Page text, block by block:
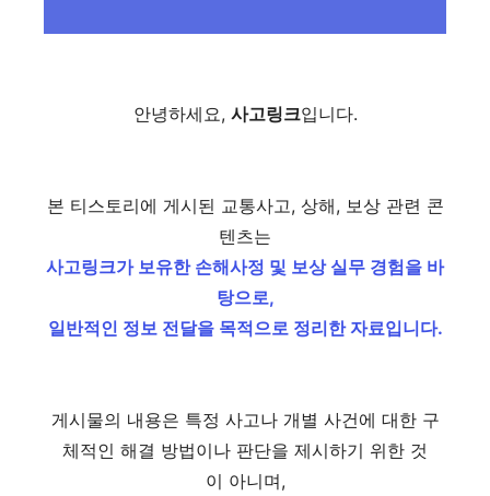
안녕하세요, 사고링크입니다.
본 티스토리에 게시된 교통사고, 상해, 보상 관련 콘
텐츠는
사고링크가 보유한 손해사정 및 보상 실무 경험을 바
탕으로,
일반적인 정보 전달을 목적으로 정리한 자료입니다.
게시물의 내용은 특정 사고나 개별 사건에 대한 구
체적인 해결 방법이나 판단을 제시하기 위한 것
이 아니며,